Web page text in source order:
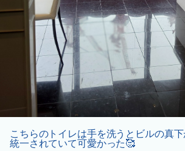
こちらのトイレは手を洗うとビルの真
統一されていて可愛かった🥰